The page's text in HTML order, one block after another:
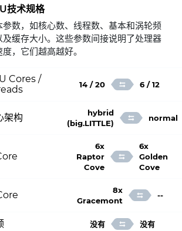
技术规格
参数，如核心数、线程数、基本和涡轮频
及缓存大小。这些参数间接说明了处理器
度，它们越高越好。
Cores /
14 / 20 6 / 12
架构
hybrid
(big.LITTLE)
normal
6x
Raptor
Cove
6x
Golden
Cove
8x
Gracemont
--
没有 没有